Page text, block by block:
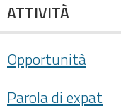
ATTIVITÀ
Opportunità
Parola di expat